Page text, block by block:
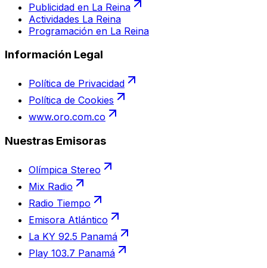
Publicidad en La Reina
Actividades La Reina
Programación en La Reina
Información Legal
Política de Privacidad
Política de Cookies
www.oro.com.co
Nuestras Emisoras
Olímpica Stereo
Mix Radio
Radio Tiempo
Emisora Atlántico
La KY 92.5 Panamá
Play 103.7 Panamá